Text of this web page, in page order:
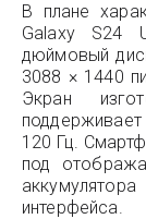
В плане
Galaxy S24
дюймовый
3088 × 1440
Экран
120 Гц.
под
интерфейса.